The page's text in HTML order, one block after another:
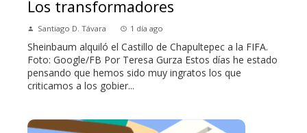
Los transformadores
Santiago D. Távara 1 día ago
Sheinbaum alquiló el Castillo de Chapultepec a la FIFA.
Foto: Google/FB Por Teresa Gurza Estos días he estado
pensando que hemos sido muy ingratos los que
criticamos a los gobier...